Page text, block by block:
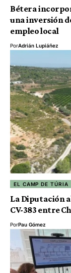
Bétera
una inversión
empleo local
PorAdrián Lupiáñez
EL CAMP DE TÚRIA
La Diputación
CV-383 entre
PorPau Gómez